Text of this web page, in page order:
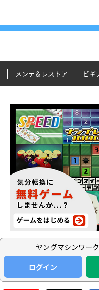
メンテ＆レストア ビギ
ヤングマシンワー
ログイン